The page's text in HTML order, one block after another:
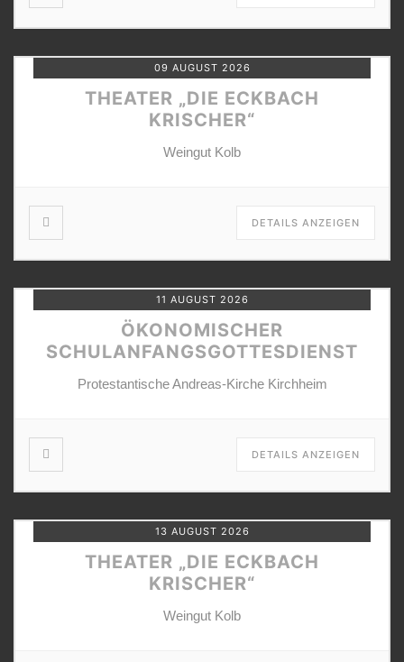
09 AUGUST 2026
THEATER „DIE ECKBACH
KRISCHER“
Weingut Kolb
DETAILS ANZEIGEN
11 AUGUST 2026
ÖKONOMISCHER
SCHULANFANGSGOTTESDIENST
Protestantische Andreas-Kirche Kirchheim
DETAILS ANZEIGEN
13 AUGUST 2026
THEATER „DIE ECKBACH
KRISCHER“
Weingut Kolb